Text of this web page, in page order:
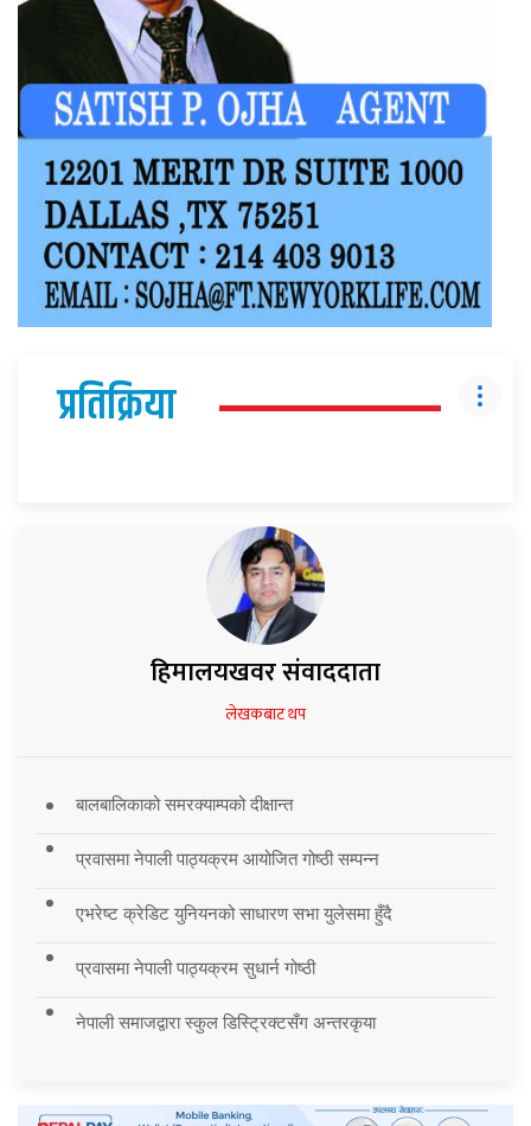
प्रतिक्रिया
हिमालयखवर संवाददाता
लेखकबाट थप
बालबालिकाको समरक्याम्पको दीक्षान्त
प्रवासमा नेपाली पाठ्यक्रम आयोजित गोष्ठी सम्पन्न
एभरेष्ट क्रेडिट युनियनको साधारण सभा युलेसमा हुँदै
प्रवासमा नेपाली पाठ्यक्रम सुधार्न गोष्ठी
नेपाली समाजद्वारा स्कुल डिस्ट्रिक्टसँग अन्तरकृया